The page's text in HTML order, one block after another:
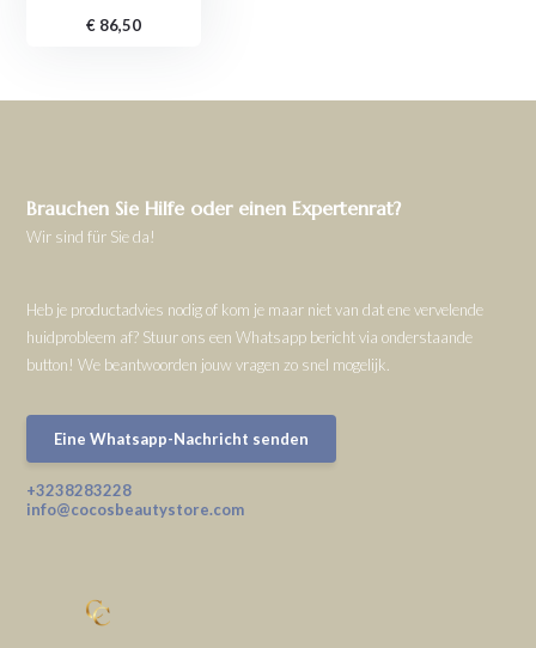
€ 86,50
Brauchen Sie Hilfe oder einen Expertenrat?
Wir sind für Sie da!
Heb je productadvies nodig of kom je maar niet van dat ene vervelende
huidprobleem af? Stuur ons een Whatsapp bericht via onderstaande
button! We beantwoorden jouw vragen zo snel mogelijk.
Eine Whatsapp-Nachricht senden
+3238283228
info@cocosbeautystore.com